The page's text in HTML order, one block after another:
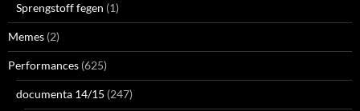
Sprengstoff fegen (1)
Memes (2)
Performances (625)
documenta 14/15 (247)